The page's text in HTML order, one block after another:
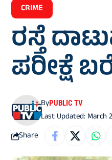
CRIME
ರಸ್ತೆ
ಪರೀಕ್ಷೆ
Last Updated: March
ByPUBLIC TV
Share